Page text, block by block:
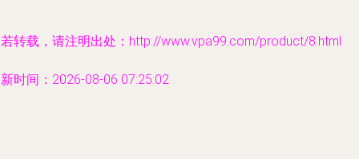
转载，请注明出处：http://www.vpa99.com/product/8.html
时间：2026-08-06 07:25:02